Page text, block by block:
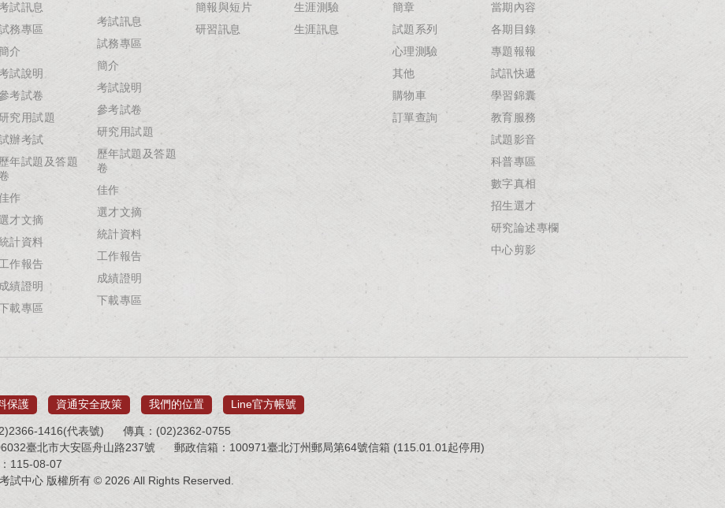
試訊息
務專區
介
試說明
考試卷
究用試題
辦考試
歷年試題及答題
作
選才文摘
計資料
工作報告
成績證明
載專區
考試訊息
試務專區
簡介
考試說明
參考試卷
研究用試題
歷年試題及答題
卷
佳作
選才文摘
統計資料
工作報告
成績證明
下載專區
簡報與短片
研習訊息
生涯測驗
生涯訊息
簡章
試題系列
心理測驗
其他
購物車
訂單查詢
當期內容
各期目錄
專題報報
試訊快遞
學習錦囊
教育服務
試題影音
科普專區
數字真相
招生選才
研究論述專欄
中心剪影
保護 資通安全政策 我們的位置 Line官方帳號
1416(代表號)
傳真：(02)2362-0755
臺北市大安區舟山路237號
郵政信箱：100971臺北汀州郵局第64號信箱 (115.01.01起停用)
115-08-07
試中心 版權所有 © 2026 All Rights Reserved.